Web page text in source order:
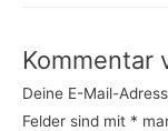
Kommentar
Deine E-Mail-
Felder sind mit *